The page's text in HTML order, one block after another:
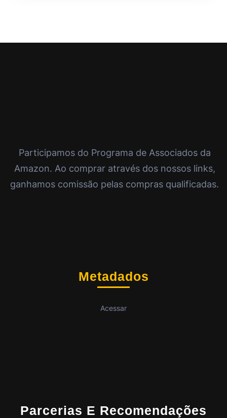
Participamos do Programa de Associados da
Amazon. Ao comprar através dos nossos links,
ganhamos comissão pelas compras qualificadas.
Metadados
Acessar
Parcerias E Recomendações